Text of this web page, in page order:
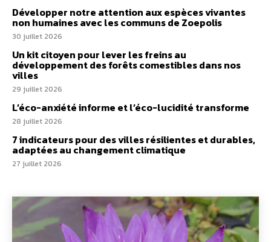
Développer notre attention aux espèces vivantes
non humaines avec les communs de Zoepolis
30 juillet 2026
Un kit citoyen pour lever les freins au
développement des forêts comestibles dans nos
villes
29 juillet 2026
L’éco-anxiété informe et l’éco-lucidité transforme
28 juillet 2026
7 indicateurs pour des villes résilientes et durables,
adaptées au changement climatique
27 juillet 2026